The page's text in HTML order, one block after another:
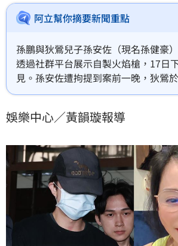
阿立幫你摘要新聞重點
孫鵬與狄鶯兒子孫安佐（現名孫健豪
透過社群平台展示自製火焰槍，17日
見。孫安佐遭拘提到案前一晚，狄鶯
幾杯黃湯下肚後情緒逐漸激動，頻頻
多年輕人被關都罵他媽媽」，還酸一旁
娛樂中心／黃韻璇報導